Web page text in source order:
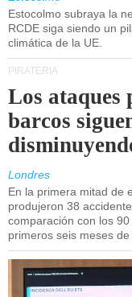
Estocolmo subraya la
RCDE siga siendo un
climática de la UE.
PIRATERÍA
Los ataques
barcos
Londres
En la primera mitad de
produjeron 38
comparación con los
primeros seis meses de